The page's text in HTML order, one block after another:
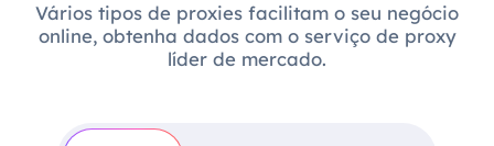
Vários tipos de proxies facilitam o seu negócio
online, obtenha dados com o serviço de proxy
líder de mercado.